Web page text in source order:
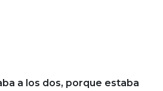
a los dos, porque estaba